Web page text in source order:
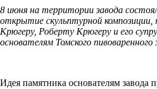
8 июня на территории завода
открытие скульптурной композиции,
Крюгеру, Роберту Крюгеру и его
основателям Томского пивоваренного
Идея памятника основателям завода